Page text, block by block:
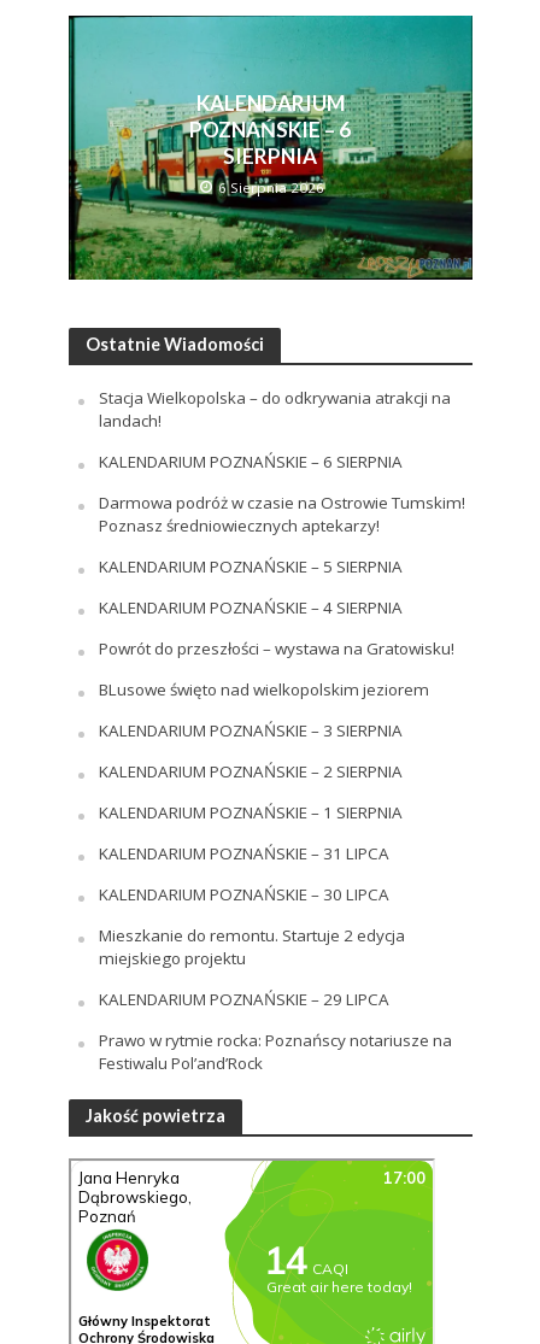
KALENDARIUM
POZNAŃSKIE – 6
SIERPNIA
6 Sierpnia 2026
Ostatnie Wiadomości
Stacja Wielkopolska – do odkrywania atrakcji na
landach!
KALENDARIUM POZNAŃSKIE – 6 SIERPNIA
Darmowa podróż w czasie na Ostrowie Tumskim!
Poznasz średniowiecznych aptekarzy!
KALENDARIUM POZNAŃSKIE – 5 SIERPNIA
KALENDARIUM POZNAŃSKIE – 4 SIERPNIA
Powrót do przeszłości – wystawa na Gratowisku!
BLusowe święto nad wielkopolskim jeziorem
KALENDARIUM POZNAŃSKIE – 3 SIERPNIA
KALENDARIUM POZNAŃSKIE – 2 SIERPNIA
KALENDARIUM POZNAŃSKIE – 1 SIERPNIA
KALENDARIUM POZNAŃSKIE – 31 LIPCA
KALENDARIUM POZNAŃSKIE – 30 LIPCA
Mieszkanie do remontu. Startuje 2 edycja
miejskiego projektu
KALENDARIUM POZNAŃSKIE – 29 LIPCA
Prawo w rytmie rocka: Poznańscy notariusze na
Festiwalu Pol’and’Rock
Jakość powietrza